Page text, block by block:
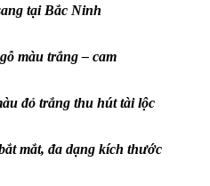
tại Bắc Ninh
màu trắng – cam
đỏ trắng thu hút tài lộc
mắt, đa dạng kích thước